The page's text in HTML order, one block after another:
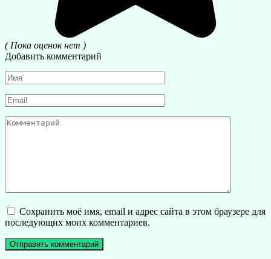
( Пока оценок нет )
Добавить комментарий
Имя
*
Email
*
Комментарий
Сохранить моё имя, email и адрес сайта в этом браузере для
последующих моих комментариев.